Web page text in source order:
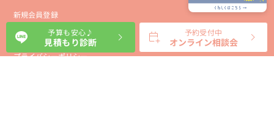
新規会員登録
会社概要
プライバシーポリシー
予算も安心♪
見積もり診断
予約受付中
オンライン相談会